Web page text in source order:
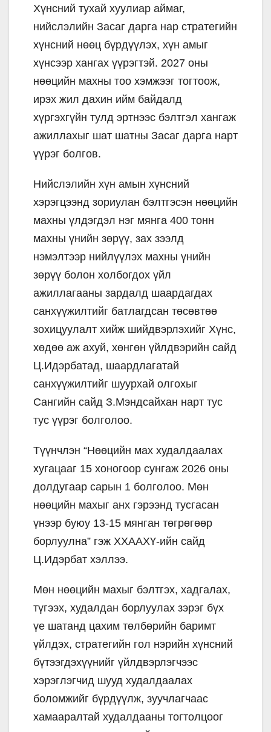
Хүнсний тухай хуулиар аймаг,
нийслэлийн Засаг дарга нар стратегийн
хүнсний нөөц бүрдүүлэх, хүн амыг
хүнсээр хангах үүрэгтэй. 2027 оны
нөөцийн махны тоо хэмжээг тогтоож,
ирэх жил дахин ийм байдалд
хүргэхгүйн тулд эртнээс бэлтгэл хангаж
ажиллахыг шат шатны Засаг дарга нарт
үүрэг болгов.
Нийслэлийн хүн амын хүнсний
хэрэгцээнд зориулан бэлтгэсэн нөөцийн
махны үлдэгдэл нэг мянга 400 тонн
махны үнийн зөрүү, зах зээлд
нэмэлтээр нийлүүлэх махны үнийн
зөрүү болон холбогдох үйл
ажиллагааны зардалд шаардагдах
санхүүжилтийг батлагдсан төсөвтөө
зохицуулалт хийж шийдвэрлэхийг Хүнс,
хөдөө аж ахуй, хөнгөн үйлдвэрийн сайд
Ц.Идэрбатад, шаардлагатай
санхүүжилтийг шуурхай олгохыг
Сангийн сайд З.Мэндсайхан нарт тус
тус үүрэг болголоо.
Түүнчлэн “Нөөцийн мах худалдаалах
хугацааг 15 хоногоор сунгаж 2026 оны
долдугаар сарын 1 болголоо. Мөн
нөөцийн махыг анх гэрээнд тусгасан
үнээр буюу 13-15 мянган төгрөгөөр
борлуулна” гэж ХХААХҮ-ийн сайд
Ц.Идэрбат хэллээ.
Мөн нөөцийн махыг бэлтгэх, хадгалах,
түгээх, худалдан борлуулах зэрэг бүх
үе шатанд цахим төлбөрийн баримт
үйлдэх, стратегийн гол нэрийн хүнсний
бүтээгдэхүүнийг үйлдвэрлэгчээс
хэрэглэгчид шууд худалдаалах
боломжийг бүрдүүлж, зуучлагчаас
хамааралтай худалдааны тогтолцоог